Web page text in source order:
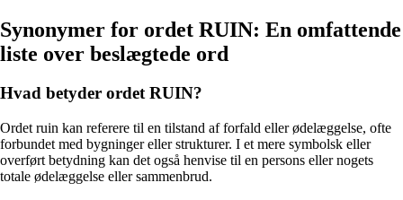
Synonymer for ordet RUIN: En omfattende
liste over beslægtede ord
Hvad betyder ordet RUIN?
Ordet ruin kan referere til en tilstand af forfald eller ødelæggelse, ofte
forbundet med bygninger eller strukturer. I et mere symbolsk eller
overført betydning kan det også henvise til en persons eller nogets
totale ødelæggelse eller sammenbrud.